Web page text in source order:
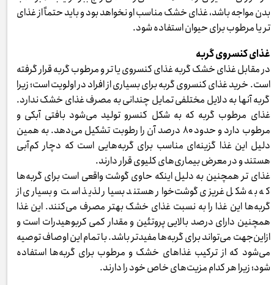
بدن مواجه باشد، غذای خشک مناسب او نخواهد بود و باید حتماً از غذای
تر یا مرطوب برای حیوان استفاده شود.
غذای کنسروی گربه
در مقابل غذای خشک گربه غذای کنسروی یا تر و مرطوب گربه قرار گرفته
است. خرید غذای کنسروی گربه برای بسیاری از افراد در اولویت است؛ زیرا
گربه آنها به دلایل مختلفی تمایل چندانی به مصرف غذای خشک ندارد.
غذای مرطوب گربه که به شکل کنسرو تولید می‌شود بافتی آبکی و
مرطوب دارد و حدود ۸۰ درصد آن را رطوبت تشکیل می‌دهد. به همین
دلیل این غذا گزینه‌ای مناسب برای گربه‌هایی است که دچار کم‌آبی
هستند و در معرض بیماری‌های کلیوی قرار دارند.
غذای تر همچنین به دلیل اینکه حاوی گوشت واقعی است برای گربه‌ها
که به شکل غریزی گوشت‌خوار هستند بسیار لذیذ است و بسیاری از
گربه‌ها این غذا را به نسبت غذای خشک بهتر مصرف می‌کنند. این غذا
همچنین دارای درصد بالایی پروتئین و مقدار کمی کربوهیدرات است و
ازاین‌جهت می‌تواند برای گربه‌ها مفیدتر باشد. با تمام این اوصاف توصیه
می‌شود که از ترکیب غذاهای خشک و مرطوب برای گربه‌ها استفاده
شود؛ زیرا هر کدام مزیت‌های خاص خود را دارند.